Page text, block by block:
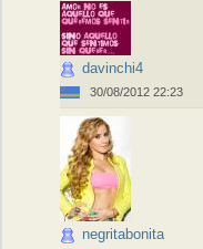
davinchi4
30/08/2012 22:23
negritabonita